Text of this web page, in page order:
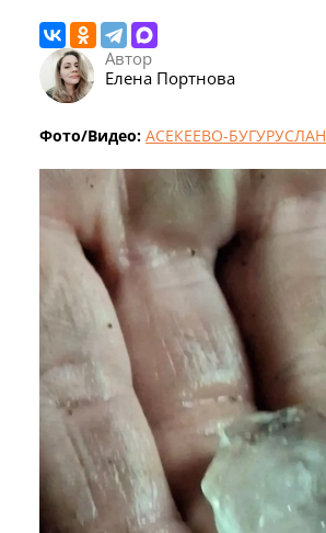
Автор
Елена Портнова
Фото/Видео: АСЕКЕЕВО-БУГУРУСЛАН